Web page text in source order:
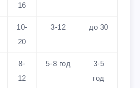
16
10-
20
3-12 до 30
8-
12
5-8 год
3-5
год